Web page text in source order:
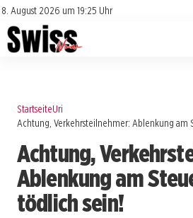
8. August 2026 um 19:25 Uhr
Impressum
Datenschutz
Jobs
Events
StartseiteUri
Achtung, Verkehrsteilnehmer: Ablenkung am
Achtung,
Ablenkung am
tödlich sein!